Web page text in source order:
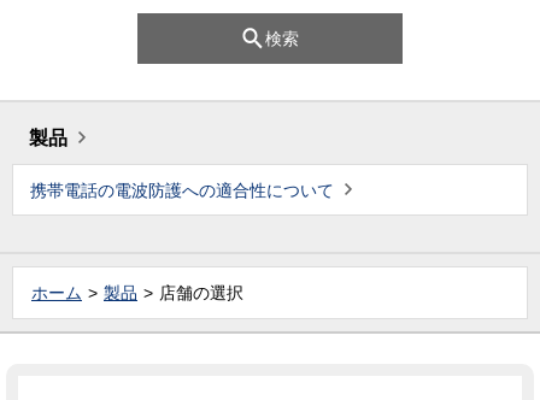
検索
製品
携帯電話の電波防護への適合性について
ホーム 製品 店舗の選択